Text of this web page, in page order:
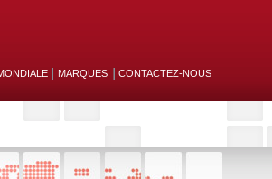
MARQUES CONTACTEZ-NOUS